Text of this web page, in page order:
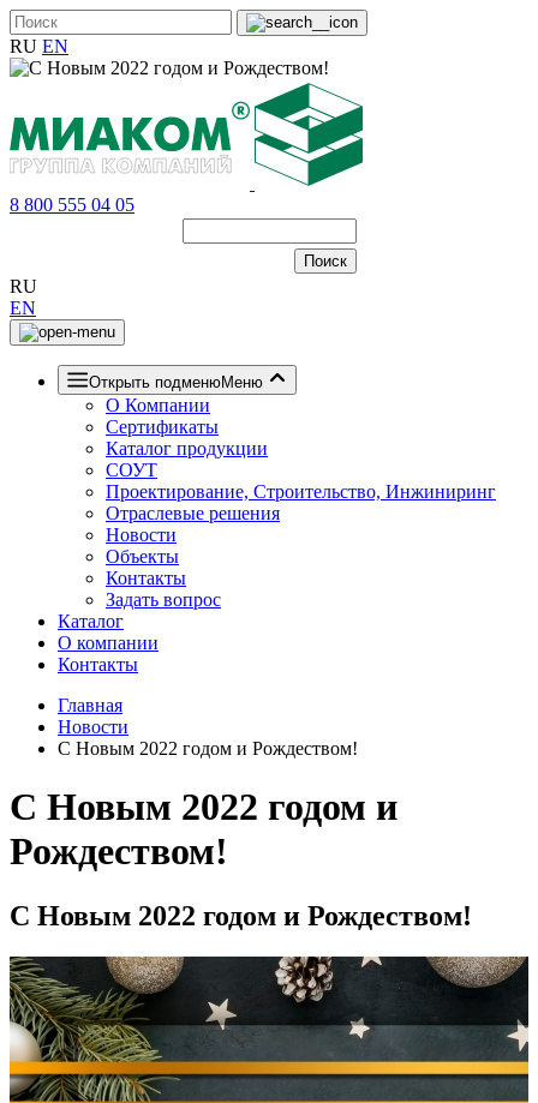
RU EN
8 800 555 04 05
RU
EN
Открыть подменюМеню
О Компании
Сертификаты
Каталог продукции
СОУТ
Проектирование, Строительство, Инжиниринг
Отраслевые решения
Новости
Объекты
Контакты
Задать вопрос
Каталог
О компании
Контакты
Главная
Новости
С Новым 2022 годом и Рождеством!
С Новым 2022 годом и
Рождеством!
С Новым 2022 годом и Рождеством!